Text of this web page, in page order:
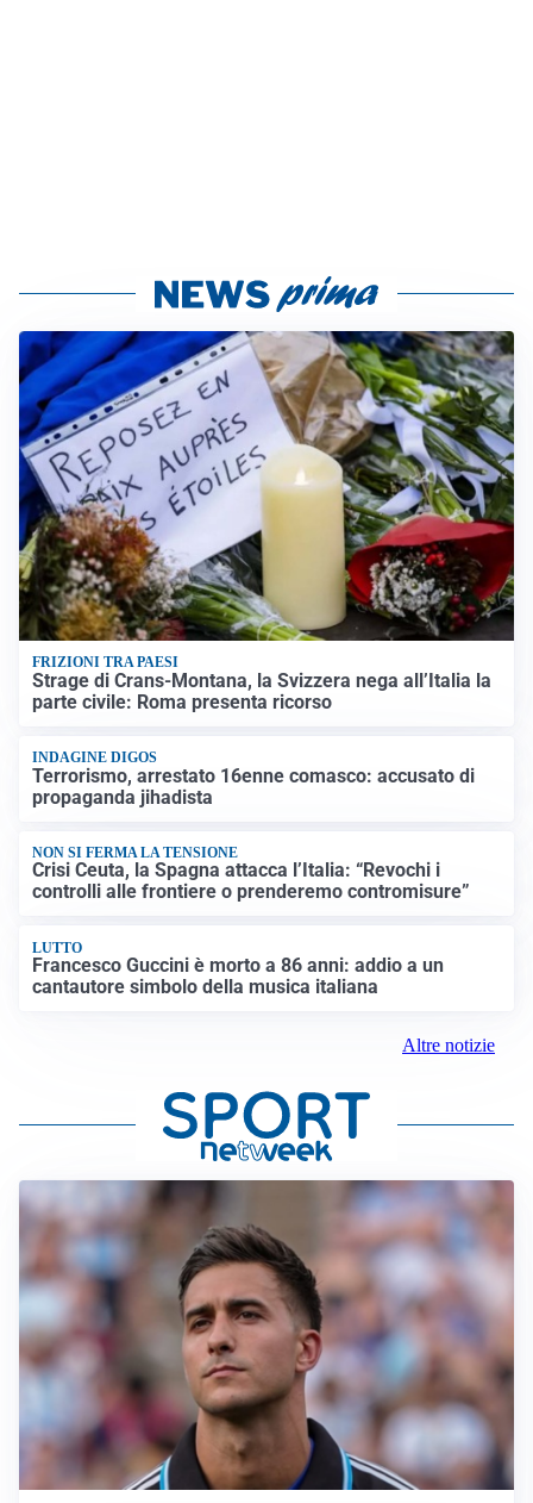
FRIZIONI TRA PAESI
Strage di Crans-Montana, la Svizzera nega all’Italia la
parte civile: Roma presenta ricorso
INDAGINE DIGOS
Terrorismo, arrestato 16enne comasco: accusato di
propaganda jihadista
NON SI FERMA LA TENSIONE
Crisi Ceuta, la Spagna attacca l’Italia: “Revochi i
controlli alle frontiere o prenderemo contromisure”
LUTTO
Francesco Guccini è morto a 86 anni: addio a un
cantautore simbolo della musica italiana
Altre notizie